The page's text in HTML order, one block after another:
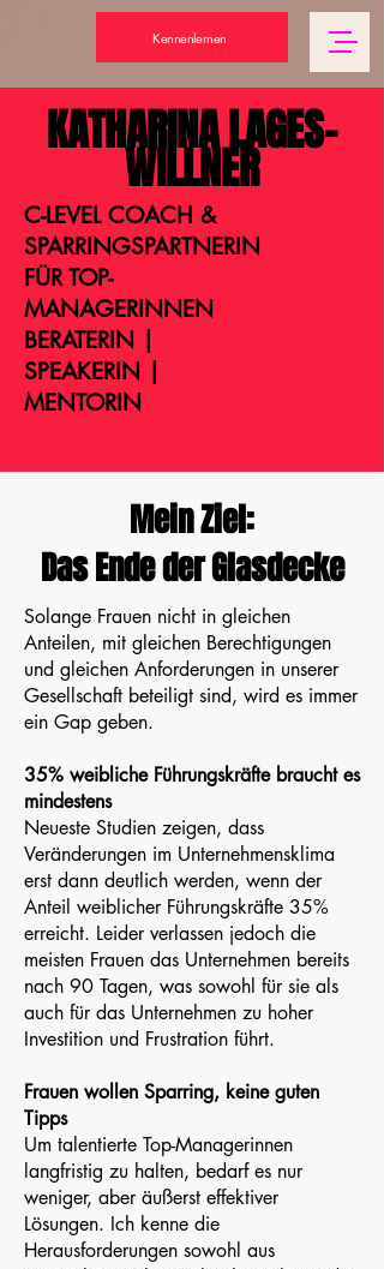
Kennenlernen
KATHARINA LAGES-
WILLNER
C-LEVEL COACH &
SPARRINGSPARTNERIN
FÜR TOP-
MANAGERINNEN
BERATERIN |
SPEAKERIN |
MENTORIN
Mein Ziel:
Das Ende der Glasdecke
Solange Frauen nicht in gleichen
Anteilen, mit gleichen Berechtigungen
und gleichen Anforderungen in unserer
Gesellschaft beteiligt sind, wird es immer
ein Gap geben.
35% weibliche Führungskräfte braucht es
mindestens
Neueste Studien zeigen, dass
Veränderungen im Unternehmensklima
erst dann deutlich werden, wenn der
Anteil weiblicher Führungskräfte 35%
erreicht. Leider verlassen jedoch die
meisten Frauen das Unternehmen bereits
nach 90 Tagen, was sowohl für sie als
auch für das Unternehmen zu hoher
Investition und Frustration führt.
Frauen wollen Sparring, keine guten
Tipps
Um talentierte Top-Managerinnen
langfristig zu halten, bedarf es nur
weniger, aber äußerst effektiver
Lösungen. Ich kenne die
Herausforderungen sowohl aus